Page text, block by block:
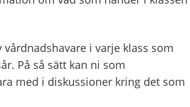
i varje klass som
På så sätt kan ni som
med i diskussioner kring det som